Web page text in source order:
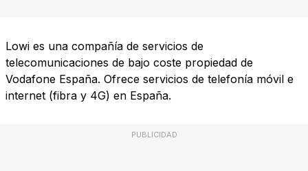
Lowi es una compañía de servicios de
telecomunicaciones de bajo coste propiedad de
Vodafone España. Ofrece servicios de telefonía móvil e
internet (fibra y 4G) en España.
PUBLICIDAD